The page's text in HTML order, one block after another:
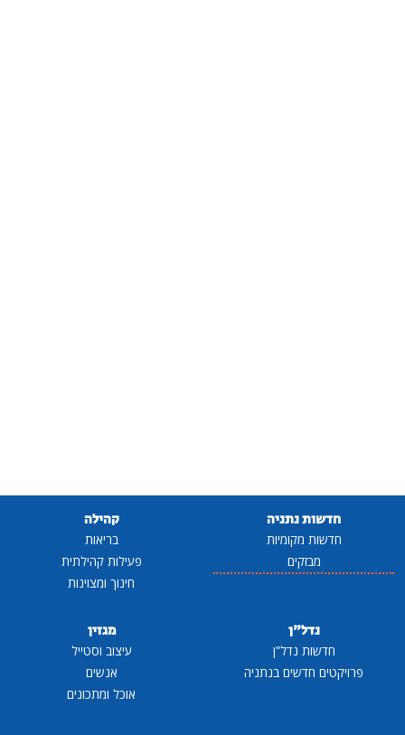
חדשות נתניה
חדשות מקומיות
מבזקים
קהילה
בריאות
פעילות קהילתית
חינוך ומצוינות
נדל"ן
חדשות נדל"ן
פרויקטים חדשים בנתניה
מגזין
עיצוב וסטייל
אנשים
אוכל ומתכונים